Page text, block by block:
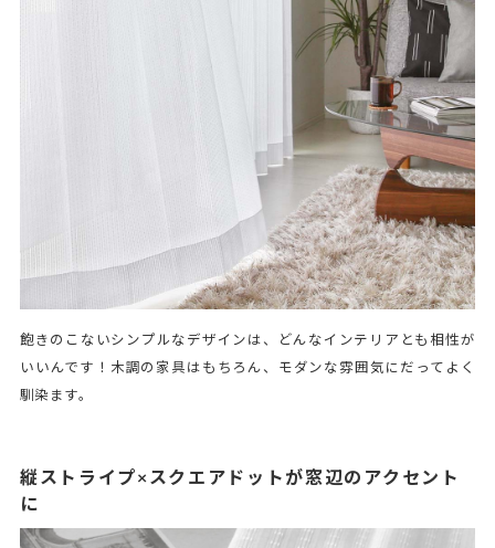
飽きのこないシンプルなデザインは、どんなインテリアとも相性が
いいんです！木調の家具はもちろん、モダンな雰囲気にだってよく
馴染ます。
縦ストライプ×スクエアドットが窓辺のアクセント
に